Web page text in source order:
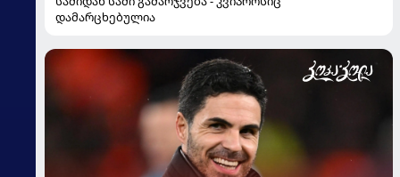
დამარცხებულია